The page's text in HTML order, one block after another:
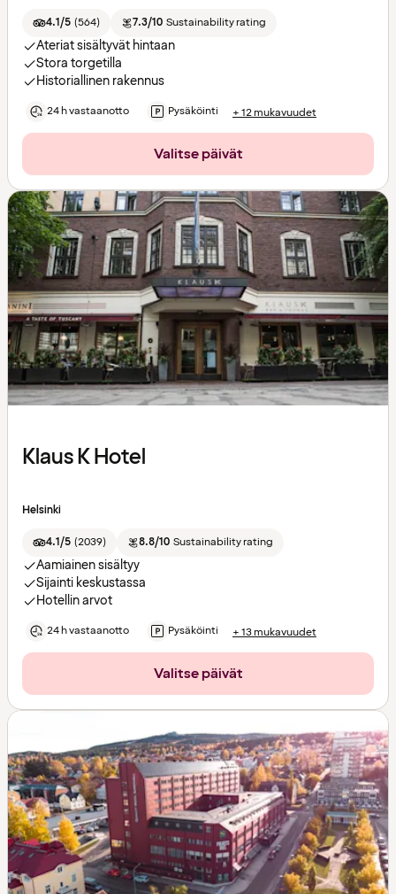
4.1/5 (564) 7.3/10 Sustainability rating
Ateriat sisältyvät hintaan
Stora torgetilla
Historiallinen rakennus
24 h vastaanotto Pysäköinti + 12 mukavuudet
Valitse päivät
Klaus K Hotel
Helsinki
4.1/5 (2039) 8.8/10 Sustainability rating
Aamiainen sisältyy
Sijainti keskustassa
Hotellin arvot
24 h vastaanotto Pysäköinti + 13 mukavuudet
Valitse päivät